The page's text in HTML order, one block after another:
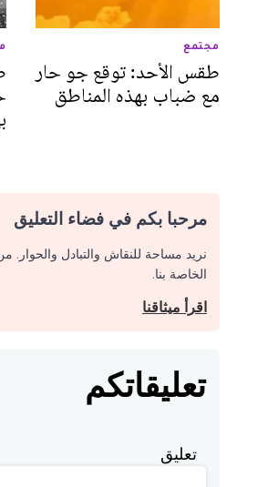
مجتمع
طقس الأحد: توقع جو حار
مع ضباب بهذه المناطق
مرحبا بكم في فضاء التعليق
نريد مساحة للنقاش والتبادل والحوار.
الخاصة بنا.
اقرأ ميثاقنا
تعليقاتكم
تعليق